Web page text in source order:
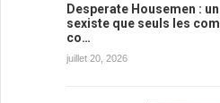
Desperate Housemen :
sexiste que seuls les
co…
juillet 20, 2026